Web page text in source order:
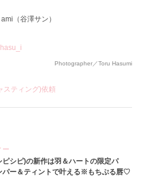
（谷澤サン）
Photographer／Toru Hasumi
スティング)依頼
ー
シピ)の新作は羽＆ハートの限定パ
パー＆ティントで叶える※もちぷる唇♡